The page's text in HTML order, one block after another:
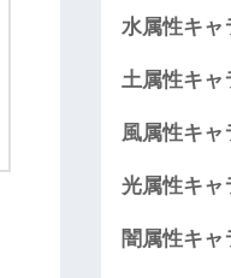
水属性キャ
土属性キャ
風属性キャ
光属性キャ
闇属性キャ